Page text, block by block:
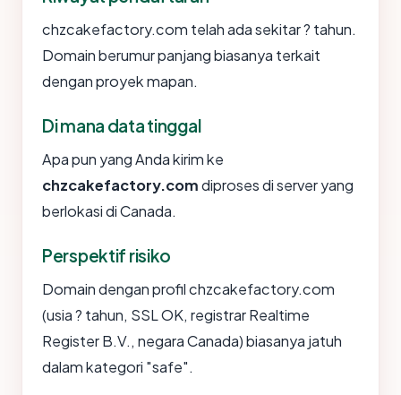
chzcakefactory.com telah ada sekitar ? tahun.
Domain berumur panjang biasanya terkait
dengan proyek mapan.
Di mana data tinggal
Apa pun yang Anda kirim ke
chzcakefactory.comdiproses di server yang
berlokasi di Canada.
Perspektif risiko
Domain dengan profil chzcakefactory.com
(usia ? tahun, SSL OK, registrar Realtime
Register B.V., negara Canada) biasanya jatuh
dalam kategori "safe".